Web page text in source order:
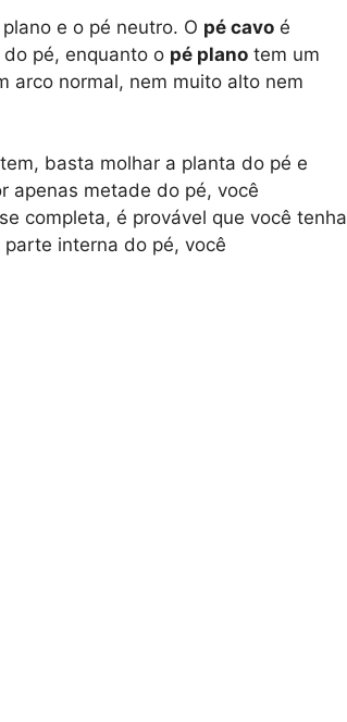
e o pé neutro. O pé cavo é
pé, enquanto o pé plano tem um
arco normal, nem muito alto nem
basta molhar a planta do pé e
apenas metade do pé, você
completa, é provável que você tenha
interna do pé, você